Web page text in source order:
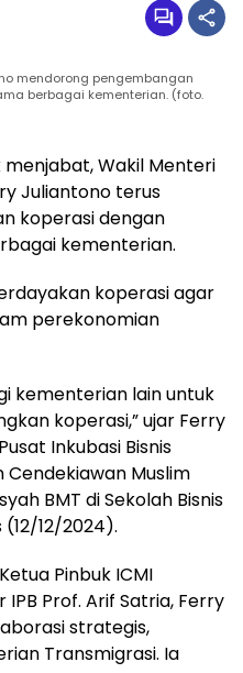
mendorong pengembangan
berbagai kementerian. (foto.
menjabat, Wakil Menteri
Juliantono terus
koperasi dengan
kementerian.
koperasi agar
perekonomian
kementerian lain untuk
koperasi,” ujar Ferry
Inkubasi Bisnis
Cendekiawan Muslim
BMT di Sekolah Bisnis
(12/12/2024).
Pinbuk ICMI
Prof. Arif Satria, Ferry
strategis,
Transmigrasi. Ia